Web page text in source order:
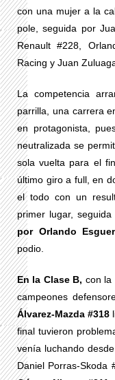
con una mujer a la
pole, seguida por
Renault #228,
Racing y Juan
La competencia
parrilla, una carrera
en protagonista,
neutralizada se
sola vuelta para el
último giro a full, en
el todo con un
primer lugar, seguida
por Orlando
podio.
En la Clase B, con la
campeones
Álvarez-Mazda #318
final tuvieron
venía luchando
Daniel Porras-Skoda